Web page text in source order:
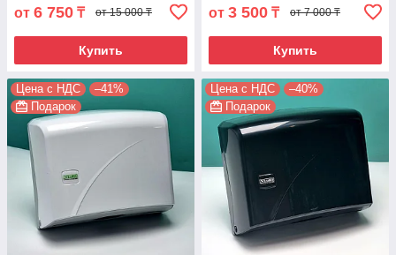
от 6 750 ₸ от 15 000 ₸
Купить
от 3 500 ₸ от 7 000 ₸
Купить
Цена с НДС
–41%
Подарок
Цена с НДС
–40%
Подарок